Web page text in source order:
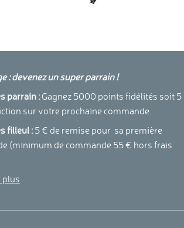
: devenez un super parrain !
parrain : Gagnez 5000 points fidélités soit 5
sur votre prochaine commande.
filleul : 5 € de remise pour sa première
(minimum de commande 55 € hors frais
plus